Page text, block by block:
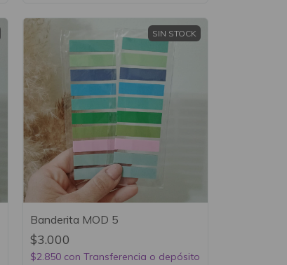
SIN STOCK
Banderita MOD 5
$3.000
$2.850 con Transferencia o depósito